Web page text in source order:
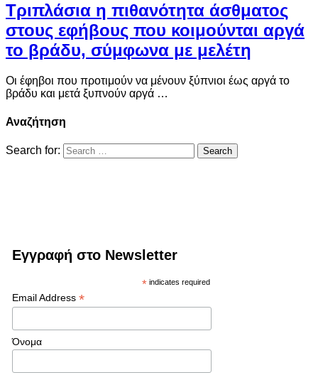
Τριπλάσια η πιθανότητα άσθματος
στους εφήβους που κοιμούνται αργά
το βράδυ, σύμφωνα με μελέτη
Οι έφηβοι που προτιμούν να μένουν ξύπνιοι έως αργά το
βράδυ και μετά ξυπνούν αργά …
Αναζήτηση
Search for:
Εγγραφή στο Newsletter
* indicates required
Email Address *
Όνομα